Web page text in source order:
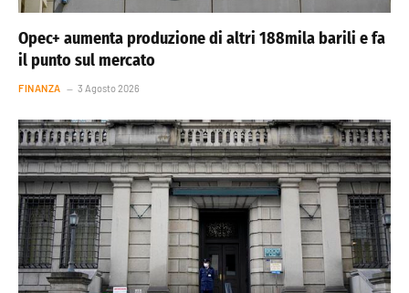
Opec+ aumenta produzione di altri 188mila barili e fa
il punto sul mercato
FINANZA 3 Agosto 2026